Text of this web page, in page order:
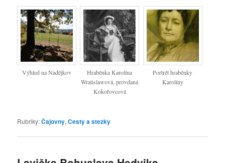
Výhled na Nadějkov
Hraběnka Karolína
Wratislawová, provdaná
Kokořovcová
Portrét hraběnky
Karolíny
Rubriky:Čajovny,Cesty a stezky